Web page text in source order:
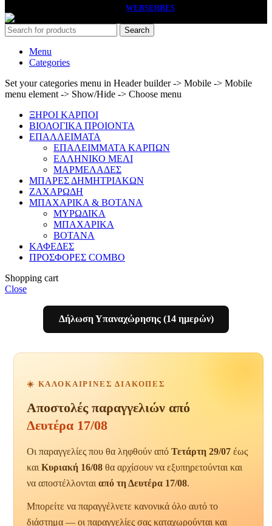
WEBSERRES
Search
Menu
Categories
Set your categories menu in Header builder -> Mobile -> Mobile
menu element -> Show/Hide -> Choose menu
ΞΗΡΟΙ ΚΑΡΠΟΙ
ΒΙΟΛΟΓΙΚΑ ΠΡΟΙΟΝΤΑ
ΕΠΑΛΛΕΙΜΑΤΑ
ΕΠΑΛΕΙΜΜΑΤΑ ΚΑΡΠΩΝ
ΕΛΛΗΝΙΚΟ ΜΕΛΙ
ΜΑΡΜΕΛΑΔΕΣ
ΜΠΑΡΕΣ ΔΗΜΗΤΡΙΑΚΩΝ
ΖΑΧΑΡΩΔΗ
ΜΠΑΧΑΡΙΚΑ & ΒΟΤΑΝΑ
ΜΥΡΩΔΙΚΑ
ΜΠΑΧΑΡΙΚΑ
ΒΟΤΑΝΑ
ΚΑΦΕΔΕΣ
ΠΡΟΣΦΟΡΕΣ COMBO
Shopping cart
Close
Δήλωση Υπαναχώρησης (14 ημερών)
☀️ ΚΑΛΟΚΑΙΡΙΝΈΣ ΔΙΑΚΟΠΈΣ
Αποστολές παραγγελιών από
Δευτέρα 17/08
Οι παραγγελίες που θα ληφθούν από Τετάρτη 29/07 έως
και Κυριακή 16/08 θα αρχίσουν να εξυπηρετούνται και
να αποστέλλονται από τη Δευτέρα 17/08.
Μπορείτε να παραγγέλνετε κανονικά όλο αυτό το
διάστημα — οι παραγγελίες σας καταχωρούνται και